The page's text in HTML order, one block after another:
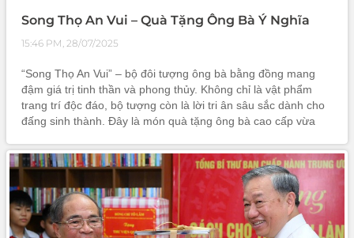
Song Thọ An Vui – Quà Tặng Ông Bà Ý Nghĩa
15:46 PM, 28/07/2025
“Song Thọ An Vui” – bộ đôi tượng ông bà bằng đồng mang
đậm giá trị tinh thần và phong thủy. Không chỉ là vật phẩm
trang trí độc đáo, bộ tượng còn là lời tri ân sâu sắc dành cho
đấng sinh thành. Đây là món quà tặng ông bà cao cấp vừa
yêu thương